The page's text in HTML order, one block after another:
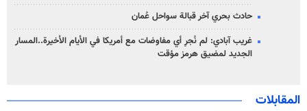
حادث بحري آخر قبالة سواحل عُمان
غريب آبادي: لم نُجرِ أي مفاوضات مع أمريكا في الأيام الأخيرة..المسار
الجديد لمضيق هرمز مؤقت
المقابلات